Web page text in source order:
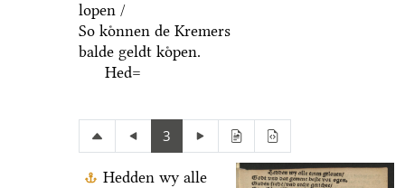
lopen /
So koͤnnen de Kremers
balde geldt koͤpen.
Hed=
3
Hedden wy alle